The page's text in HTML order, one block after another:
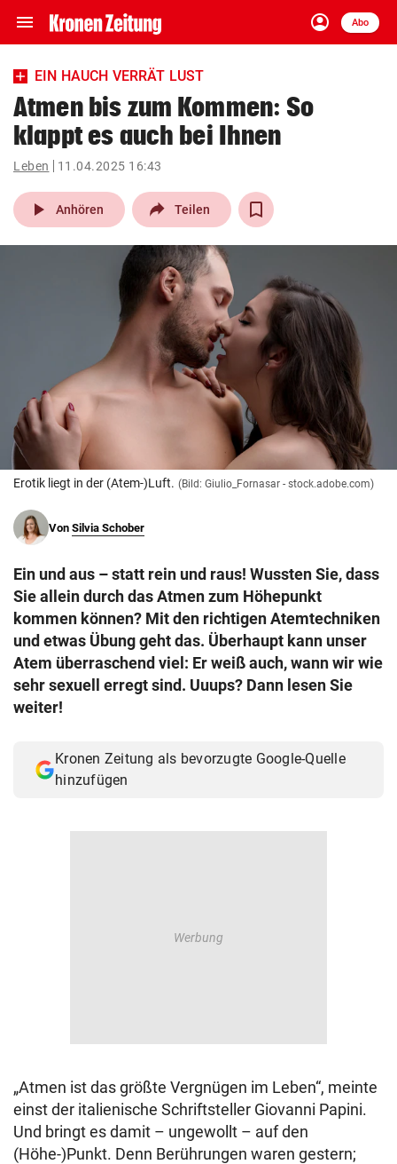
menu Navigation
ein-/ausklappen
account_circle
Anmelden
Abo
close Schließen
account_circle Anmelden
arrow_right
pin_drop
Wien arrow_right
bookmark
© Krone Multimedia GmbH & Co KG 2026
Muthgasse 2, 1190 Wien
EIN HAUCH VERRÄT LUST
Atmen bis zum Kommen: So
klappt es auch bei Ihnen
Leben 11.04.2025 16:43
play_arrow Anhören Teilen
Erotik liegt in der (Atem-)Luft. (Bild: Giulio_Fornasar - stock.adobe.com)
Von Silvia Schober
Ein und aus – statt rein und raus! Wussten Sie, dass
Sie allein durch das Atmen zum Höhepunkt
kommen können? Mit den richtigen Atemtechniken
und etwas Übung geht das. Überhaupt kann unser
Atem überraschend viel: Er weiß auch, wann wir wie
sehr sexuell erregt sind. Uuups? Dann lesen Sie
weiter!
Kronen Zeitung als bevorzugte Google-Quelle
hinzufügen
„Atmen ist das größte Vergnügen im Leben“, meinte
einst der italienische Schriftsteller Giovanni Papini.
Und bringt es damit – ungewollt – auf den
(Höhe-)Punkt. Denn Berührungen waren gestern;